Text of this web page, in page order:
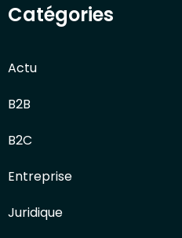
Catégories
Actu
B2B
B2C
Entreprise
Juridique